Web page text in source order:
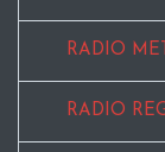
RADIO
RADIO